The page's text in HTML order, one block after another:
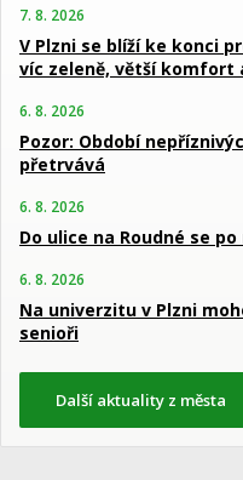
7. 8. 2026
V Plzni se blíží ke konci
víc zeleně, větší komfort
6. 8. 2026
Pozor: Období
přetrvává
6. 8. 2026
Do ulice na Roudné se
6. 8. 2026
Na univerzitu v Plzni
senioři
Další aktuality z města